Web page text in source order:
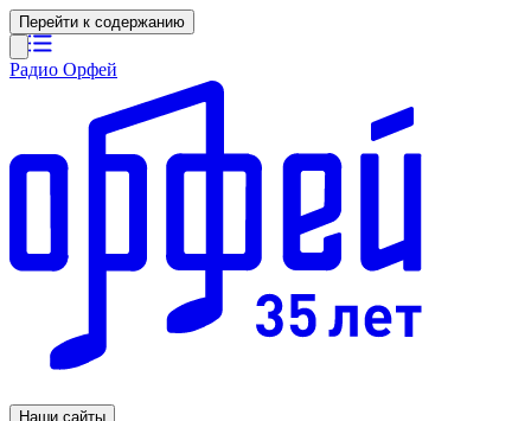
Перейти к содержанию
Радио Орфей
Наши сайты